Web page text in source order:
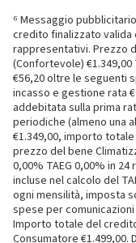
⁶ Messaggio
credito finalizzato valida
rappresentativi. Prezzo
(Confortevole) €1.349,00
€56,20 oltre le seguenti
incasso e gestione rata
addebitata sulla prima
periodiche (almeno una
€1.349,00, importo
prezzo del bene
0,00% TAEG 0,00% in
incluse nel calcolo del
ogni mensilità, imposta
spese per comunicazioni
Importo totale del
Consumatore €1.499,00.